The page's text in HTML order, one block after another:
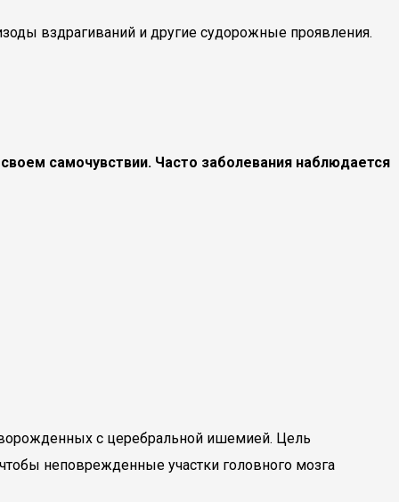
вздрагиваний и другие судорожные проявления.
самочувствии. Часто заболевания наблюдается
с церебральной ишемией. Цель
неповрежденные участки головного мозга